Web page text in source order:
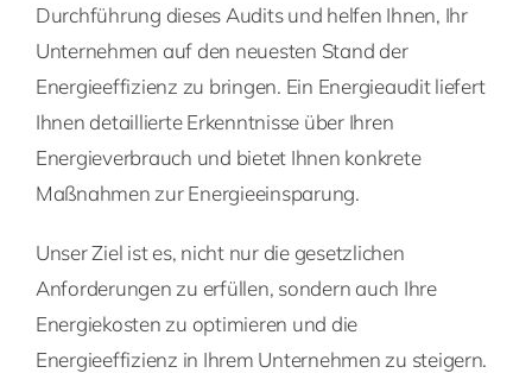
Durchführung dieses Audits und helfen Ihnen, Ihr
Unternehmen auf den neuesten Stand der
Energieeffizienz zu bringen. Ein Energieaudit liefert
Ihnen detaillierte Erkenntnisse über Ihren
Energieverbrauch und bietet Ihnen konkrete
Maßnahmen zur Energieeinsparung.
Unser Ziel ist es, nicht nur die gesetzlichen
Anforderungen zu erfüllen, sondern auch Ihre
Energiekosten zu optimieren und die
Energieeffizienz in Ihrem Unternehmen zu steigern.